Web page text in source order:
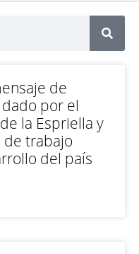
de
por el
la Espriella y
de trabajo
del país